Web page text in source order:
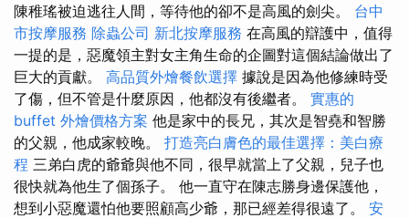
陳稚瑤被迫逃往人間，等待他的卻不是高風的劍尖。 台中
市按摩服務 除蟲公司 新北按摩服務 在高風的辯護中，值得
一提的是，惡魔領主對女主角生命的企圖對這個結論做出了
巨大的貢獻。 高品質外燴餐飲選擇 據說是因為他修練時受
了傷，但不管是什麼原因，他都沒有後繼者。 實惠的
buffet 外燴價格方案 他是家中的長兄，其次是智堯和智勝
的父親，他成家較晚。 打造亮白膚色的最佳選擇：美白療
程 三弟白虎的爺爺與他不同，很早就當上了父親，兒子也
很快就為他生了個孫子。 他一直守在陳志勝身邊保護他，
想到小惡魔還怕他要照顧高少爺，那已經差得很遠了。 安